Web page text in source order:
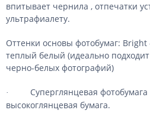
впитывает чернила , отпечатки
ультрафиалету.
Оттенки основы фотобумаг:
теплый белый (идеально
черно-белых фотографий)
·
Суперглянцевая фотобумага
высокоглянцевая бумага.